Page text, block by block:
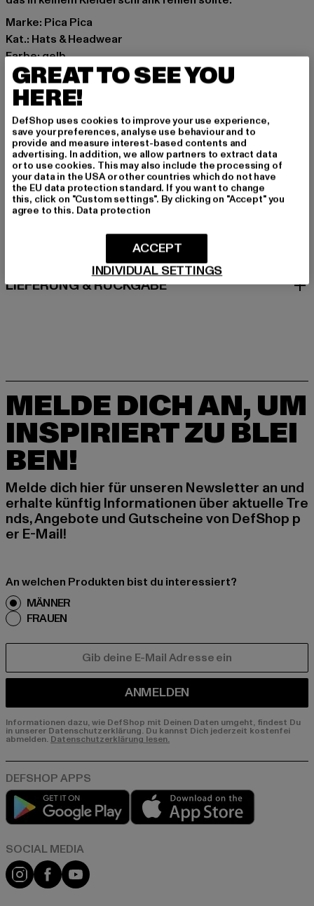
Marke: Pica Pica
Kat.: Hats & Headwear
Farbe: gelb
Hersteller Farbe: yellow
Materialzusammensetzung: 100% Baumwolle
Art.Nr: PCP2129-00252
Hersteller: The Mad Agency GmbH |
info@themad.agency
Hollefeldstraße 16 | 48282 Emsdetten | DE
GRÖSSE & PASSFORM
LIEFERUNG & RÜCKGABE
MELDE DICH AN, UM
INSPIRIERT ZU BLEI
BEN!
Melde dich hier für unseren Newsletter an und
erhalte künftig Informationen über aktuelle Tre
nds, Angebote und Gutscheine von DefShop p
er E-Mail!
An welchen Produkten bist du interessiert?
MÄNNER
FRAUEN
ANMELDEN
Informationen dazu, wie DefShop mit Deinen Daten umgeht, findest Du
in unserer Datenschutzerklärung. Du kannst Dich jederzeit kostenfei
abmelden. Datenschutzerklärung lesen.
Play market
Instagram
FacebookYouTube
GREAT TO SEE YOU
HERE!
DefShop uses cookies to improve your use experience,
save your preferences, analyse use behaviour and to
provide and measure interest-based contents and
advertising. In addition, we allow partners to extract data
or to use cookies. This may also include the processing of
your data in the USA or other countries which do not have
the EU data protection standard. If you want to change
this, click on "Custom settings". By clicking on "Accept" you
agree to this. Data protection
INDIVIDUAL SETTINGS
ACCEPT